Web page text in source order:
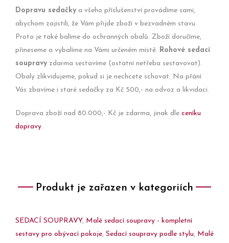
Dopravu sedačky a všeho příslušenství provádíme sami,
abychom zajistili, že Vám přijde zboží v bezvadném stavu.
Proto je také balíme do ochranných obalů. Zboží doručíme,
přineseme a vybalíme na Vámi určeném místě. Rohové sedací
soupravy zdarma sestavíme (ostatní netřeba sestavovat).
Obaly zlikvidujeme, pokud si je nechcete schovat. Na přání
Vás zbavíme i staré sedačky za Kč 500,- na odvoz a likvidaci.
Doprava zboží nad 80.000,- Kč je zdarma, jinak dle ceníku
dopravy.
Produkt je zařazen v kategoriích
SEDACÍ SOUPRAVY, Malé sedací soupravy - kompletní
sestavy pro obývací pokoje, Sedací soupravy podle stylu, Malé